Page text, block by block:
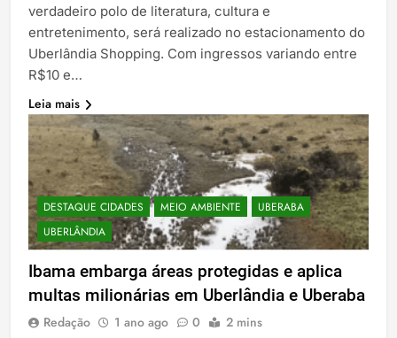
verdadeiro polo de literatura, cultura e
entretenimento, será realizado no estacionamento do
Uberlândia Shopping. Com ingressos variando entre
R$10 e…
Leia mais
DESTAQUE CIDADES MEIO AMBIENTE
UBERABA
UBERLÂNDIA
Ibama embarga áreas protegidas e aplica
multas milionárias em Uberlândia e Uberaba
Redação 1 ano ago 0 2 mins